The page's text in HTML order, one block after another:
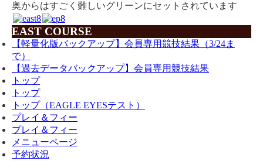
奥からはすごく難しいグリーンにセットされています
EAST COURSE
【軽量化版バックアップ】会員専用競技結果（3/24ま
で）
【過去データバックアップ】会員専用競技結果
トップ
トップ
トップ（EAGLE EYESテスト）
プレイ＆フィー
プレイ＆フィー
メニューページ
予約状況